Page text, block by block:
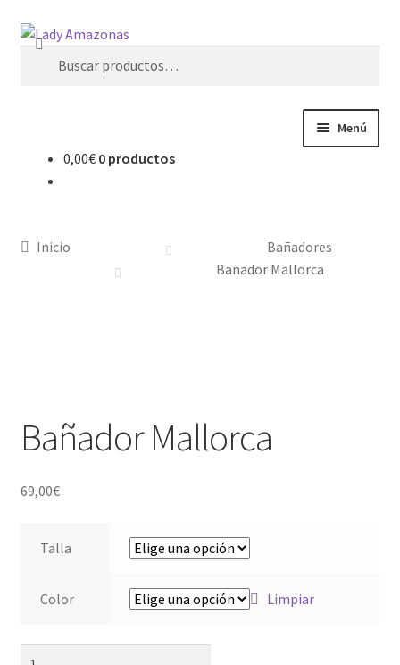
Buscar
Menú
Tienda
0,00€ 0 productos
Inicio
Bañadores
Bañador Mallorca
Bañador Mallorca
69,00€
Talla
Color Limpiar